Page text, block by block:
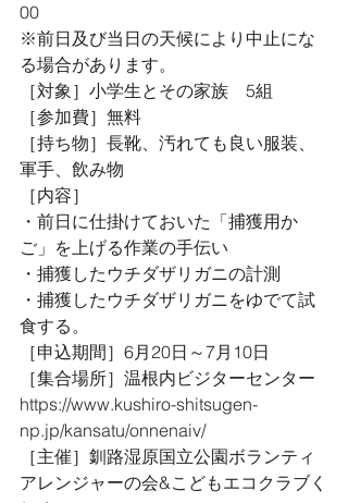
00
※前日及び当日の天候により中止にな
る場合があります。
［対象］小学生とその家族　5組
［参加費］無料
［持ち物］長靴、汚れても良い服装、
軍手、飲み物
［内容］
・前日に仕掛けておいた「捕獲用か
ご」を上げる作業の手伝い
・捕獲したウチダザリガニの計測
・捕獲したウチダザリガニをゆでて試
食する。
［申込期間］6月20日～7月10日
［集合場所］温根内ビジターセンター
https://www.kushiro-shitsugen-
np.jp/kansatu/onnenaiv/
［主催］釧路湿原国立公園ボランティ
アレンジャーの会&こどもエコクラブく